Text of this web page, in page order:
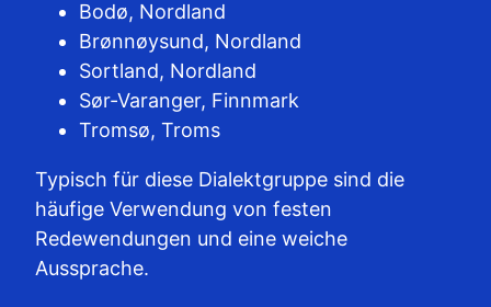
Bodø, Nordland
Brønnøysund, Nordland
Sortland, Nordland
Sør-Varanger, Finnmark
Tromsø, Troms
Typisch für diese Dialektgruppe sind die
häufige Verwendung von festen
Redewendungen und eine weiche
Aussprache.